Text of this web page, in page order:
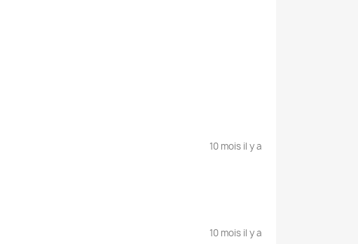
10 mois il y a
10 mois il y a